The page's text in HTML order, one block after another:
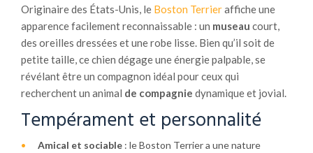
Originaire des États-Unis, le Boston Terrieraffiche une
apparence facilement reconnaissable : un museau court,
des oreilles dressées et une robe lisse. Bien qu’il soit de
petite taille, ce chien dégage une énergie palpable, se
révélant être un compagnon idéal pour ceux qui
recherchent un animal de compagnie dynamique et jovial.
Tempérament et personnalité
Amical et sociable : le Boston Terrier a une nature